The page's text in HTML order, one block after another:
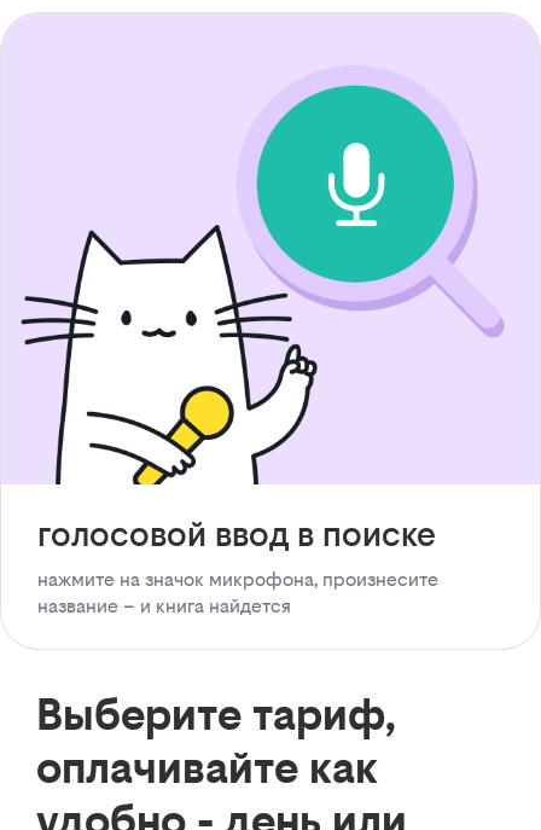
голосовой ввод в поиске
нажмите на значок микрофона, произнесите
название – и книга найдется
Выберите тариф,
оплачивайте как